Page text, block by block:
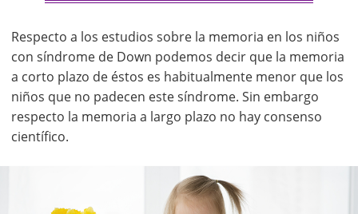
Respecto a los estudios sobre la memoria en los niños
con síndrome de Down podemos decir que la memoria
a corto plazo de éstos es habitualmente menor que los
niños que no padecen este síndrome. Sin embargo
respecto la memoria a largo plazo no hay consenso
científico.